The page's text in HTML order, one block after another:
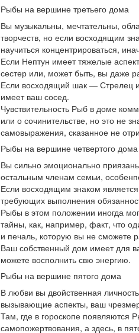
Рыбы на вершине третьего дома
Вы музыкальны, мечтательны,
творчеств, но если восходящим
научиться концентрироваться,
Если Нептун имеет тяжелые
сестер или, может быть, вы даже
Если восходящий шак — Стрелец
имеет ваш сосед.
Чувствительность Рыб в доме
или о сочинительстве, но это не
самовыражения, сказанное не
Рыбы на вершине четвертого
Вы сильно эмоционально
остальным членам семьи,
Если восходящим знаком
требующих выполнения
Рыбы в этом положении иногда
тайны, как, например, факт, что
и печаль, которую вы не сможете
Ваш собственный дом имеет для
можете восполнить свю энергию.
Рыбы на вершине пятого дома
В любви вы двойственная
вызывающие аспекты, ваш
Там, где в гороскопе появляются
самопожертвования, а здесь, в